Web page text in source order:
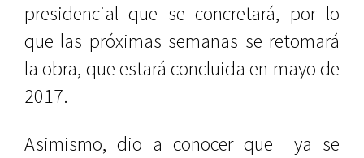
presidencial que se concretará, por lo
que las próximas semanas se retomará
la obra, que estará concluida en mayo de
2017.
Asimismo, dio a conocer que
ya se